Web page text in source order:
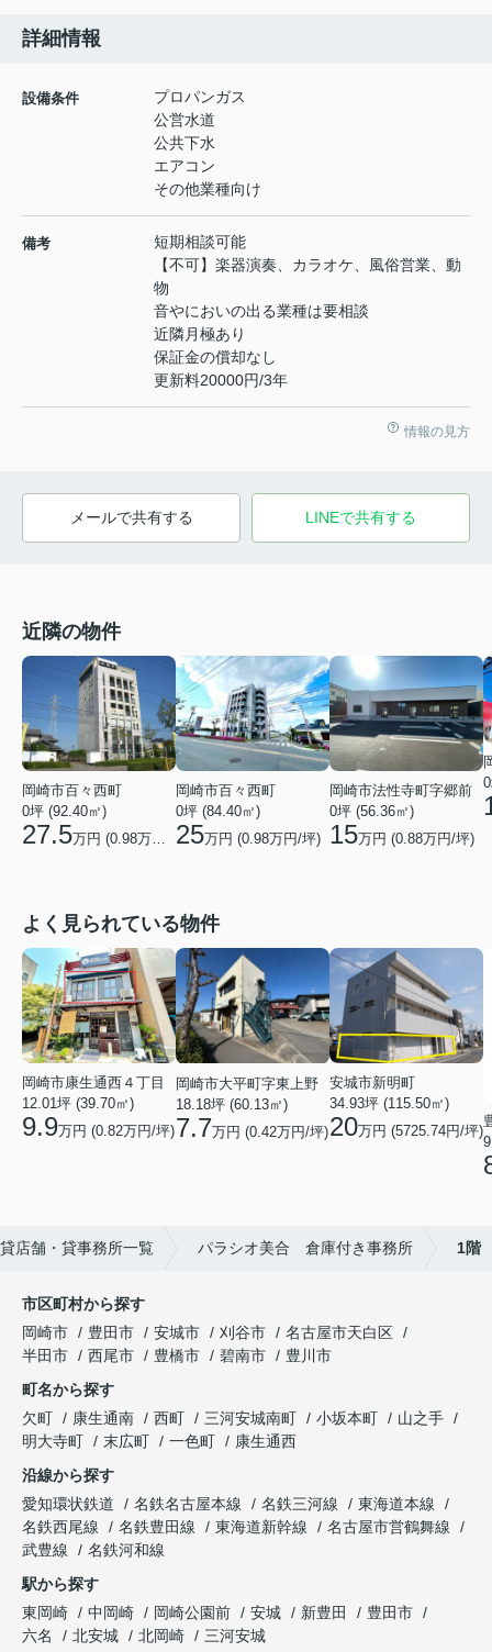
詳細情報
設備条件
プロパンガス
公営水道
公共下水
エアコン
その他業種向け
備考
短期相談可能
【不可】楽器演奏、カラオケ、風俗営業、動
物
音やにおいの出る業種は要相談
近隣月極あり
保証金の償却なし
更新料20000円/3年
情報の見方
メールで共有する LINEで共有する
近隣の物件
岡崎市百々西町
0坪 (92.40㎡)
27.5万円 (0.98万円/坪)
岡崎市百々西町
0坪 (84.40㎡)
25万円 (0.98万円/坪)
岡崎市法性寺町字郷前
0坪 (56.36㎡)
15万円 (0.88万円/坪)
よく見られている物件
岡崎市康生通西４丁目
12.01坪 (39.70㎡)
9.9万円 (0.82万円/坪)
岡崎市大平町字東上野
18.18坪 (60.13㎡)
7.7万円 (0.42万円/坪)
安城市新明町
34.93坪 (115.50㎡)
20万円 (5725.74円/坪)
店舗・貸事務所一覧 パラシオ美合 倉庫付き事務所 1階
市区町村から探す
岡崎市
豊田市 安城市 刈谷市
名古屋市天白区
半田市
西尾市 豊橋市 碧南市
豊川市
町名から探す
欠町
康生通南 西町 三河安城南町 小坂本町
山之手
明大寺町
末広町 一色町
康生通西
沿線から探す
愛知環状鉄道
名鉄名古屋本線 名鉄三河線
東海道本線
名鉄西尾線
名鉄豊田線 東海道新幹線
名古屋市営鶴舞線
武豊線
名鉄河和線
駅から探す
東岡崎
中岡崎 岡崎公園前 安城 新豊田
豊田市
六名
北安城 北岡崎 三河安城